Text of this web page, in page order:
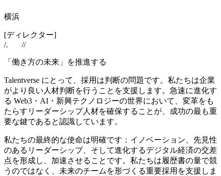
横浜
[ディレクター]
/.
//
「働き方の未来」を推進する
Talentverse にとって、採用は判断の問題です。 私たちは企業
がより良い人材判断を行うことを支援します。 急速に進化す
る Web3・AI・新興テクノロジーの世界において、変革をも
たらすリーダーシップ人材を確保することが、成功の最も重
要な鍵であると認識しています。
私たちの最終的な使命は明確です： イノベーション、先見性
のあるリーダーシップ、そして進化するデジタル経済の交差
点を形成し、加速させることです。 私たちは履歴書の量で競
うのではなく、未来のチームを形づくる重要採用を支援しま